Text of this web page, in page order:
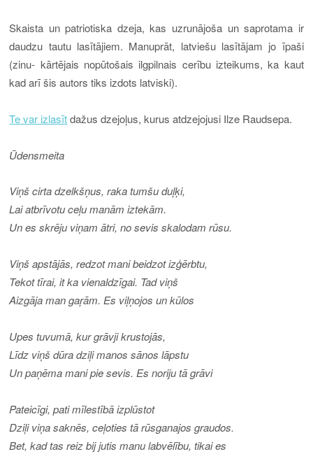
Skaista un patriotiska dzeja, kas uzrunājoša un saprotama ir
daudzu tautu lasītājiem. Manuprāt, latviešu lasītājam jo īpaši
(zinu- kārtējais nopūtošais ilgpilnais cerību izteikums, ka kaut
kad arī šis autors tiks izdots latviski).
Te var izlasītdažus dzejoļus, kurus atdzejojusi Ilze Raudsepa.
Ūdensmeita
Viņš cirta dzelkšņus, raka tumšu duļķi,
Lai atbrīvotu ceļu manām iztekām.
Un es skrēju viņam ātri, no sevis skalodam rūsu.
Viņš apstājās, redzot mani beidzot izģērbtu,
Tekot tīrai, it ka vienaldzīgai. Tad viņš
Aizgāja man gaŗām. Es viļņojos un kūlos
Upes tuvumā, kur grāvji krustojās,
Līdz viņš dūra dziļi manos sānos lāpstu
Un paņēma mani pie sevis. Es noriju tā grāvi
Pateicīgi, pati mīlestībā izplūstot
Dziļi viņa saknēs, ceļoties tā rūsganajos graudos.
Bet, kad tas reiz bij jutis manu labvēlību, tikai es